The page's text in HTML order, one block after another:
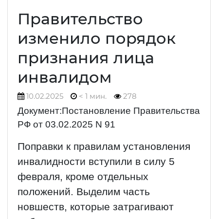
Правительство
изменило порядок
признания лица
инвалидом
10.02.2025 < 1 мин. 278
Документ:Постановление Правительства
РФ от 03.02.2025 N 91
Поправки к правилам установления
инвалидности вступили в силу 5
февраля, кроме отдельных
положений. Выделим часть
новшеств, которые затрагивают